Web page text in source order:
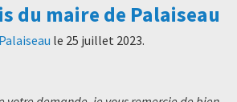
du maire de Palaiseau
le 25 juillet 2023.